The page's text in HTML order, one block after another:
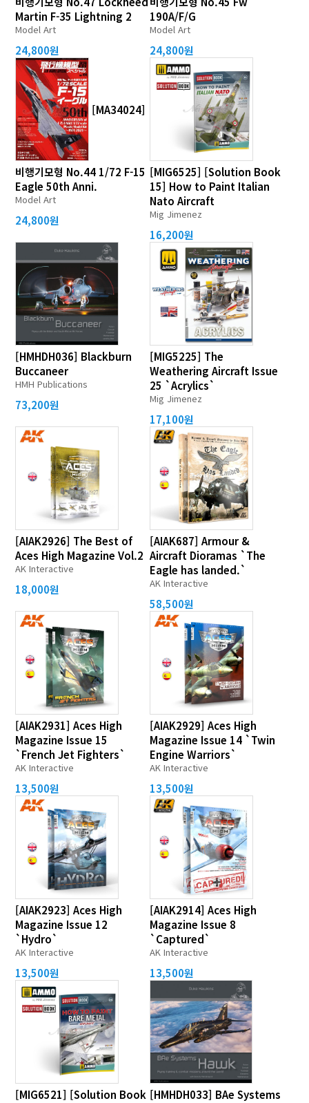
Martin F-35 Lightning 2
Model Art
24,800원
190A/F/G
Model Art
24,800원
[MA34024]
비행기모형 No.44 1/72 F-15
Eagle 50th Anni.
Model Art
24,800원
[MIG6525] [Solution Book
15] How to Paint Italian
Nato Aircraft
Mig Jimenez
16,200원
[HMHDH036] Blackburn
Buccaneer
HMH Publications
73,200원
[MIG5225] The
Weathering Aircraft Issue
25 `Acrylics`
Mig Jimenez
17,100원
[AIAK2926] The Best of
Aces High Magazine Vol.2
AK Interactive
18,000원
[AIAK687] Armour &
Aircraft Dioramas `The
Eagle has landed.`
AK Interactive
58,500원
[AIAK2931] Aces High
Magazine Issue 15
`French Jet Fighters`
AK Interactive
13,500원
[AIAK2929] Aces High
Magazine Issue 14 `Twin
Engine Warriors`
AK Interactive
13,500원
[AIAK2923] Aces High
Magazine Issue 12
`Hydro`
AK Interactive
13,500원
[AIAK2914] Aces High
Magazine Issue 8
`Captured`
AK Interactive
13,500원
[MIG6521] [Solution Book [HMHDH033] BAe Systems